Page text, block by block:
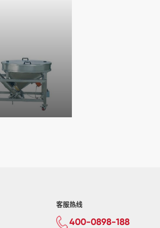
客服热线
400-0898-188